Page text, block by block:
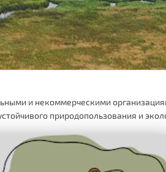
и некоммерческими
природопользования и